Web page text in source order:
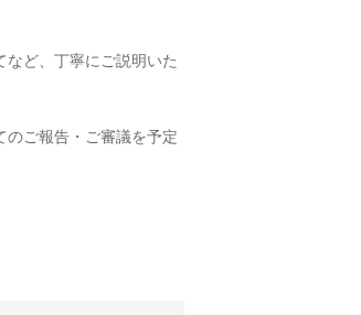
ど、丁寧にご説明いた
ご報告・ご審議を予定